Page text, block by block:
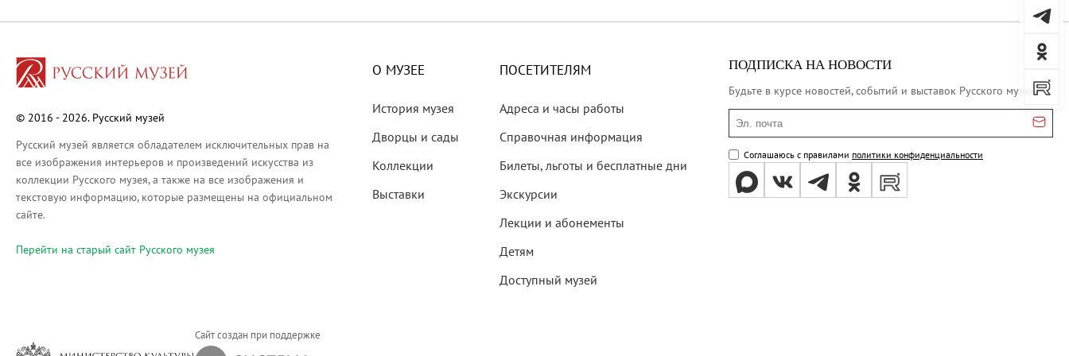
Русское искусство второй половины XIX века
Будущие выставки
Садко
Михаил Нестеров
Архив выставок
Степан Эрьзя – скульптор мира. К 150-летию со дня рождения
© 2016 - 2026. Русский музей
Русский музей является обладателем исключительных прав на
все изображения интерьеров и произведений искусства из
коллекции Русского музея, а также на все изображения и
текстовую информацию, которые размещены на официальном
сайте.
Перейти на cтарый сайт Русского музея
О МУЗЕЕ
История музея
Дворцы и сады
Коллекции
Выставки
ПОСЕТИТЕЛЯМ
Адреса и часы работы
Справочная информация
Билеты, льготы и бесплатные дни
Экскурсии
Лекции и абонементы
Детям
Доступный музей
ПОДПИСКА НА НОВОСТИ
Будьте в курсе новостей, событий и выставок Русского музея
Эл. почта
Соглашаюсь с правилами политики конфиденциальности
Сайт создан при поддержке